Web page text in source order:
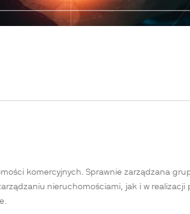
komercyjnych. Sprawnie zarządzana
nieruchomościami, jak i w realizacji